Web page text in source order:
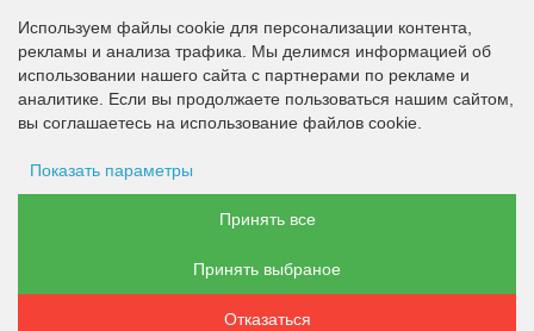
Партнёры
НАШ МАГАЗИН В СОЦСЕТЯХ
Используем файлы cookie для персонализации контента,
рекламы и анализа трафика. Мы делимся информацией об
использовании нашего сайта с партнерами по рекламе и
аналитике. Если вы продолжаете пользоваться нашим сайтом,
вы соглашаетесь на использование файлов cookie.
Показать параметры
Данные пользователя
Принять все
Принять выбраное
Отказаться